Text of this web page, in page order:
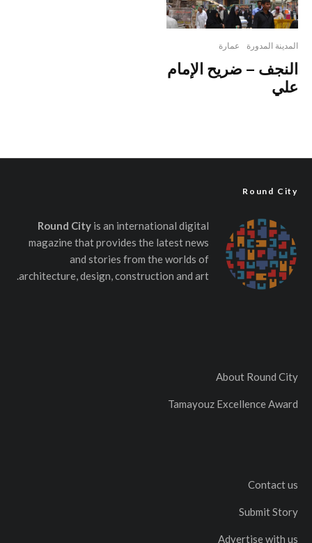
المدينة المدورة عمارة
النجف – ضريح الإمام
علي
Round City
Round Cityis an international digital
magazine that provides the latest news
and stories from the worlds of
architecture, design, construction and art.
About Round City
Tamayouz Excellence Award
Contact us
Submit Story
Advertise with us